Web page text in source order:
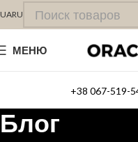
UARU
МЕНЮ
+38 067-519-
Блог